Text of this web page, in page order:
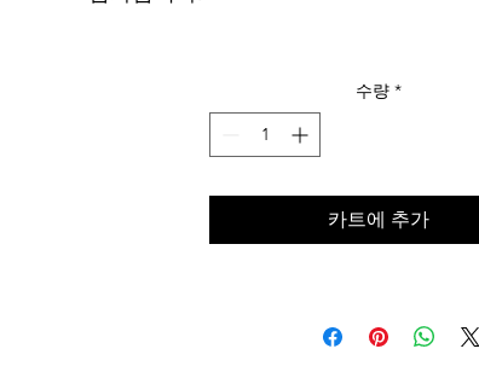
수량 *
카트에 추가